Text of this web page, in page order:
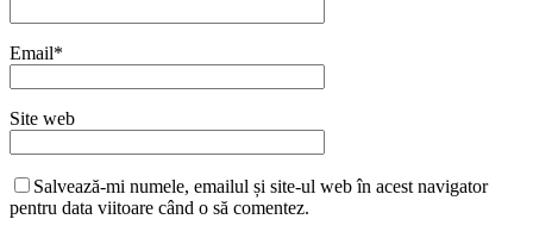
Email*
Site web
Salvează-mi numele, emailul și site-ul web în acest navigator
pentru data viitoare când o să comentez.